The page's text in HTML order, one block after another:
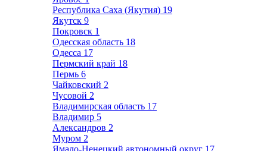
Республика Саха (Якутия) 19
Якутск 9
Покровск 1
Одесская область 18
Одесса 17
Пермский край 18
Пермь 6
Чайковский 2
Чусовой 2
Владимирская область 17
Владимир 5
Александров 2
Муром 2
Ямало-Ненецкий автономный округ 17